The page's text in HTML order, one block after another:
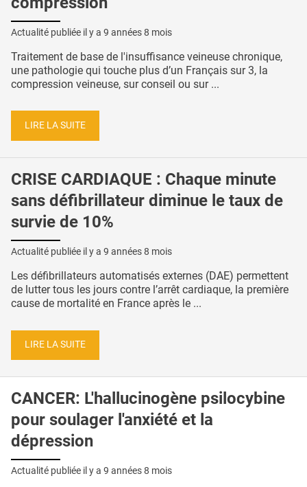
Actualité publiée il y a 9 années 8 mois
Traitement de base de l'insuffisance veineuse chronique,
une pathologie qui touche plus d’un Français sur 3, la
compression veineuse, sur conseil ou sur ...
LIRE LA SUITE
CRISE CARDIAQUE : Chaque minute
sans défibrillateur diminue le taux de
survie de 10%
Actualité publiée il y a 9 années 8 mois
Les défibrillateurs automatisés externes (DAE) permettent
de lutter tous les jours contre l’arrêt cardiaque, la première
cause de mortalité en France après le ...
LIRE LA SUITE
CANCER: L'hallucinogène psilocybine
pour soulager l'anxiété et la
dépression
Actualité publiée il y a 9 années 8 mois